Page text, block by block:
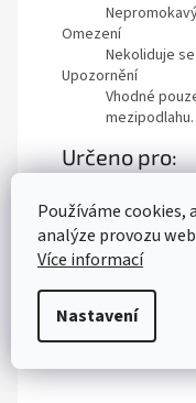
Používáme
analýze provozu
Více informací
Nastavení
Omezení
Nekoliduje
Upozornění
Vhodné
mezipodlahu.
Určeno pro:
Superb II (2013-2015)
Výrobce
293 01, Mladá
Česká republika